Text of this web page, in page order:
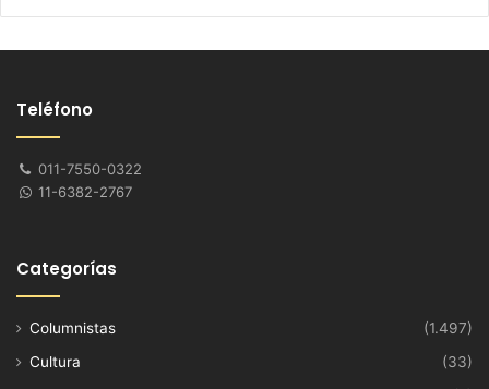
Teléfono
011-7550-0322
11-6382-2767
Categorías
Columnistas
(1.497)
Cultura
(33)